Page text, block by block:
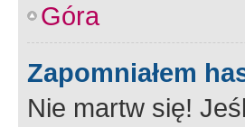
Góra
Zapomniałem
Nie martw się!